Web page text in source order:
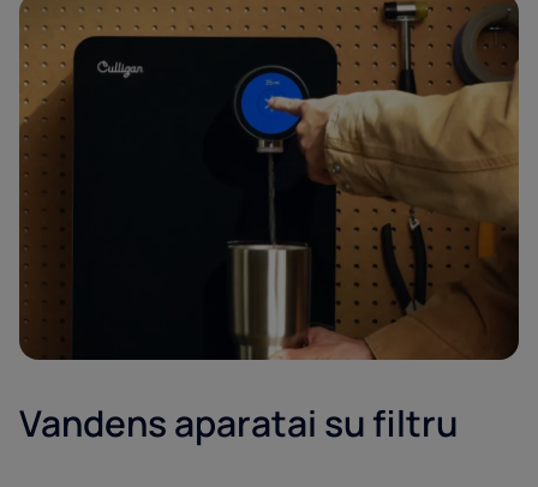
Vandens aparatai su filtru